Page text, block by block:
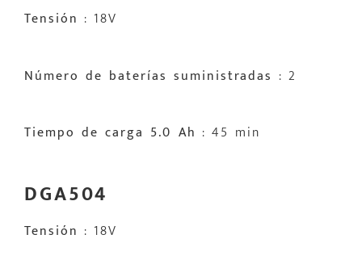
Tensión : 18V
Número de baterías suministradas : 2
Tiempo de carga 5.0 Ah : 45 min
DGA504
Tensión : 18V